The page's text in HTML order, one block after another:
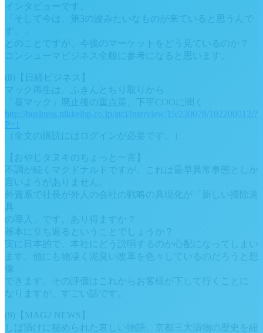
インタビューです。
「そして今は、第3の波みたいなものが来ていると思うんで
す。」
とのことですが、今後のマーケットをどう見ているのか？
コンシューマビジネス全般に参考になると思います。
(8)【日経ビジネス】
マック再生は、ふきんとちり取りから
「昼マック」廃止後の重点策、下平COOに聞く
http://business.nikkeibp.co.jp/atcl/interview/15/230078/102200012/?
P=1
（全文の購読にはログインが必要です。）
【おやじタヌキのちょっと一言】
不調が続くマクドナルドですが、これは最早異常事態としか
言いようがありません。
外資系で社長が外人の会社の戦略の具現化が「新しい掃除道
の導入」です。あり得ますか？
基本に立ち返るということでしょうか？
実に日本的で、本社にどう説明するのか心配になってしまい
ます。他にも物凄く泥臭い改革を色々しているのだろうと想
像
できます。その評価はこれからお客様が下して行くことに
なりますが、すごい話です。
(9)【MAG2 NEWS】
しば漬けに秘められた哀しい物語。京都三大漬物の歴史を紐